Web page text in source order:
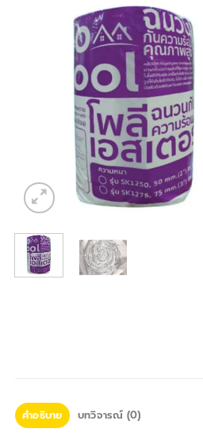
คำอธิบาย บทวิจารณ์ (0)